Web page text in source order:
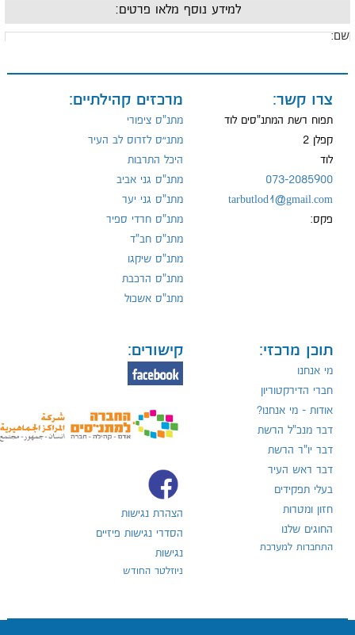
למידע נוסף מלאו פרטים:
צרו קשר:
תפוח רשת המתנ"סים לוד
קפלן 2
לוד
073-2085900
tarbutlod1@gmail.com
פקס:
מרכזים קהילתיים:
מתנ"ס ציפורי
מתנ״ס לזרוס לב העיר
היכל התרבות
מתנ"ס גני אביב
מתנ"ס גני יער
מתנ"ס חרדי ספיר
מתנ"ס חב"ד
מתנ"ס שיקגו
מתנ"ס הרכבת
מתנ"ס אשכול
תוכן מרכזי:
מי אנחנו
חברי הדירקטוריון
אודות - מי אנחנו?
דבר מנכ"ל הרשת
דבר יו"ר הרשת
דבר ראש העיר
בעלי תפקידים
חזון ומטרות
החוגים שלנו
התחברות למערכת
קישורים:
הצהרת נגישות
הסדרי נגישות פיזיים
נגישות
ניוזלטר החודש